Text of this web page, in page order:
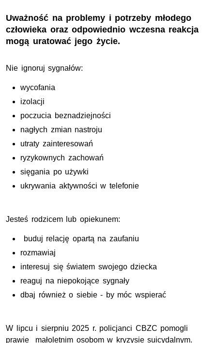
Uważność na problemy i potrzeby młodego
człowieka oraz odpowiednio wczesna reakcja
mogą uratować jego życie.
Nie ignoruj sygnałów:
wycofania
izolacji
poczucia beznadziejności
nagłych zmian nastroju
utraty zainteresowań
ryzykownych zachowań
sięgania po używki
ukrywania aktywności w telefonie
Jesteś rodzicem lub opiekunem:
buduj relację opartą na zaufaniu
rozmawiaj
interesuj się światem swojego dziecka
reaguj na niepokojące sygnały
dbaj również o siebie - by móc wspierać
W lipcu i sierpniu 2025 r. policjanci CBZC pomogli
prawie małoletnim osobom w kryzysie suicydalnym.